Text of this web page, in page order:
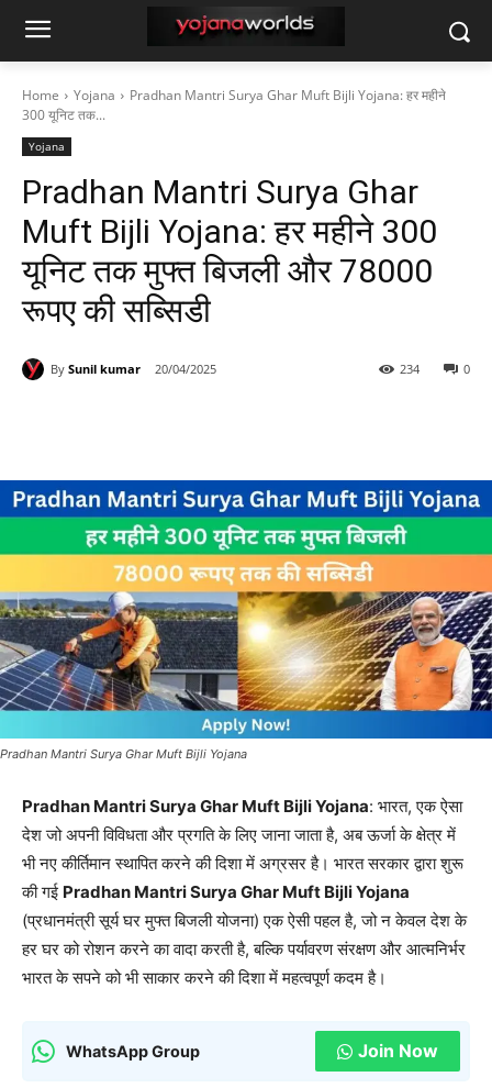
Home Yojana
Pradhan Mantri Surya Ghar Muft Bijli Yojana: हर महीने
300 यूनिट तक...
Yojana
Pradhan Mantri Surya Ghar
Muft Bijli Yojana: हर महीने 300
यूनिट तक मुफ्त बिजली और 78000
रूपए की सब्सिडी
By Sunil kumar 20/04/2025 0
234
Pradhan Mantri Surya Ghar Muft Bijli Yojana
Pradhan Mantri Surya Ghar Muft Bijli Yojana: भारत, एक ऐसा
देश जो अपनी विविधता और प्रगति के लिए जाना जाता है, अब ऊर्जा के क्षेत्र में
भी नए कीर्तिमान स्थापित करने की दिशा में अग्रसर है। भारत सरकार द्वारा शुरू
की गई Pradhan Mantri Surya Ghar Muft Bijli Yojana
(प्रधानमंत्री सूर्य घर मुफ्त बिजली योजना) एक ऐसी पहल है, जो न केवल देश के
हर घर को रोशन करने का वादा करती है, बल्कि पर्यावरण संरक्षण और आत्मनिर्भर
भारत के सपने को भी साकार करने की दिशा में महत्वपूर्ण कदम है।
WhatsApp Group Join Now